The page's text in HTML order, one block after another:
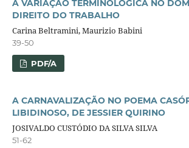
A VARIAÇÃO TERMINOLÓGICA NO
DIREITO DO TRABALHO
Carina Beltramini, Maurizio Babini
39-50
PDF/A
A CARNAVALIZAÇÃO NO POEMA
LIBIDINOSO, DE JESSIER QUIRINO
JOSIVALDO CUSTÓDIO DA SILVA SILVA
51-62